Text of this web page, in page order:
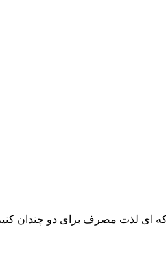
ای لذت مصرف برای دو چندان